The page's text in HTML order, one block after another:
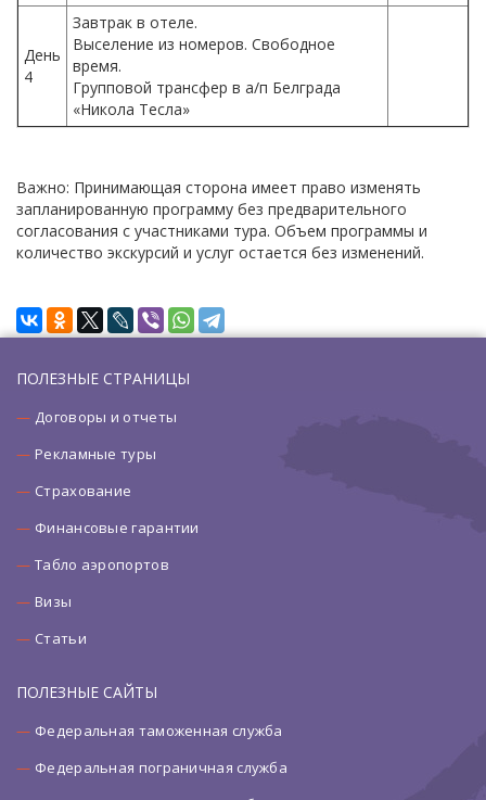
День
4
Завтрак в отеле.
Выселение из номеров. Свободное
время.
Групповой трансфер в а/п Белграда
«Никола Тесла»
Важно: Принимающая сторона имеет право изменять
запланированную программу без предварительного
согласования с участниками тура. Объем программы и
количество экскурсий и услуг остается без изменений.
ПОЛЕЗНЫЕ СТРАНИЦЫ
Договоры и отчеты
Рекламные туры
Страхование
Финансовые гарантии
Табло аэропортов
Визы
Статьи
ПОЛЕЗНЫЕ САЙТЫ
Федеральная таможенная служба
Федеральная пограничная служба